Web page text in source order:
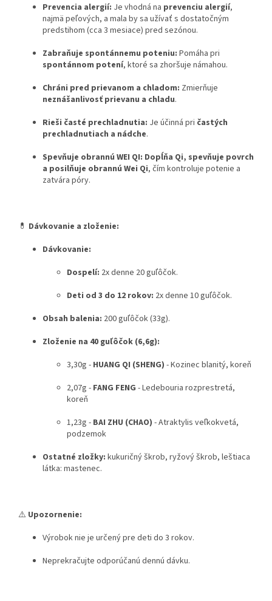
Prevencia alergií: Je vhodná na prevenciu alergií,
najmä peľových, a mala by sa užívať s dostatočným
predstihom (cca 3 mesiace) pred sezónou.
Zabraňuje spontánnemu poteniu: Pomáha pri
spontánnom potení, ktoré sa zhoršuje námahou.
Chráni pred prievanom a chladom: Zmierňuje
neznášanlivosť prievanu a chladu.
Rieši časté prechladnutia: Je účinná pri častých
prechladnutiach a nádche.
Spevňuje obrannú WEI QI: Dopĺňa Qi, spevňuje povrch
a posilňuje obrannú Wei Qi, čím kontroluje potenie a
zatvára póry.
💊 Dávkovanie a zloženie:
Dávkovanie:
Dospelí: 2x denne 20 guľôčok.
Deti od 3 do 12 rokov: 2x denne 10 guľôčok.
Obsah balenia: 200 guľôčok (33g).
Zloženie na 40 guľôčok (6,6g):
3,30g - HUANG QI (SHENG) - Kozinec blanitý, koreň
2,07g - FANG FENG - Ledebouria rozprestretá,
koreň
1,23g - BAI ZHU (CHAO) - Atraktylis veľkokvetá,
podzemok
Ostatné zložky: kukuričný škrob, ryžový škrob, leštiaca
látka: mastenec.
⚠️ Upozornenie:
Výrobok nie je určený pre deti do 3 rokov.
Neprekračujte odporúčanú dennú dávku.